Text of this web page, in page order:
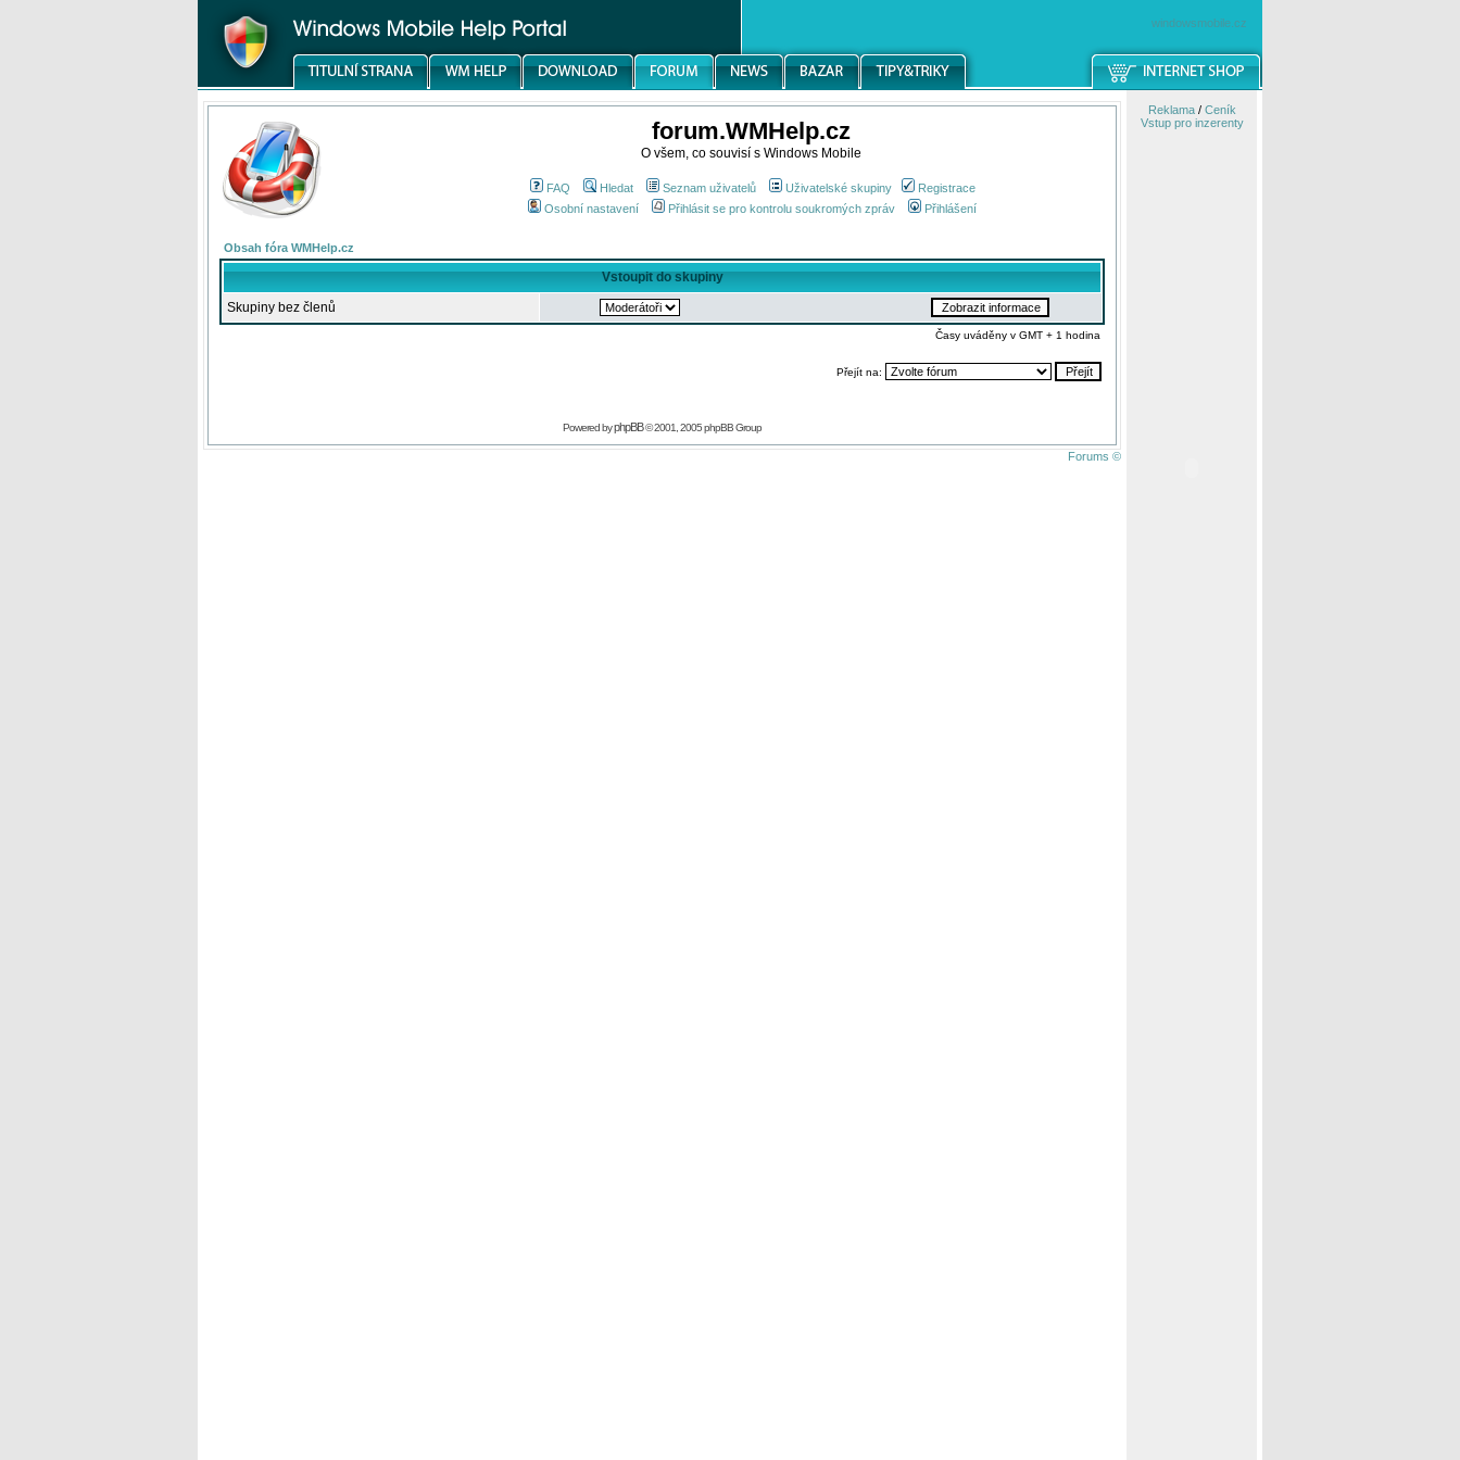
windowsmobile.cz
forum.WMHelp.cz
O všem, co souvisí s Windows Mobile
FAQ Hledat Seznam uživatelů Uživatelské skupiny
Registrace
Osobní nastavení
Přihlásit se pro kontrolu soukromých zpráv Přihlášení
Obsah fóra WMHelp.cz
Vstoupit do skupiny
Skupiny bez členů
Časy uváděny v GMT + 1 hodina
Přejít na:
Powered byphpBB© 2001, 2005 phpBB Group
Forums ©
Reklama/ Ceník
Vstup pro inzerenty